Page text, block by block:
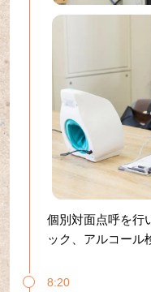
個別対面点呼を行
ック、アルコール
8:20